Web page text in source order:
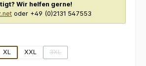
Wir helfen gerne!
oder +49 (0)2131 547553
Option ist zurzeit nicht verfügbar.)
XL XXL 3XL
(Diese Option ist zurzeit nicht